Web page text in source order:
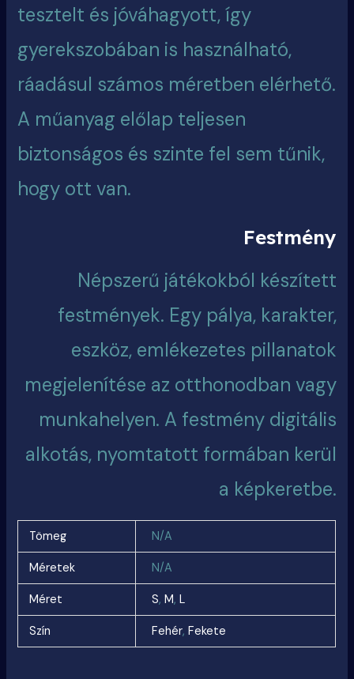
tesztelt és jóváhagyott, így
gyerekszobában is használható,
ráadásul számos méretben elérhető.
A műanyag előlap teljesen
biztonságos és szinte fel sem tűnik,
hogy ott van.
Festmény
Népszerű játékokból készített
festmények. Egy pálya, karakter,
eszköz, emlékezetes pillanatok
megjelenítése az otthonodban vagy
munkahelyen. A festmény digitális
alkotás, nyomtatott formában kerül
a képkeretbe.
Tömeg N/A
Méretek N/A
Méret S, M, L
Szín Fehér, Fekete